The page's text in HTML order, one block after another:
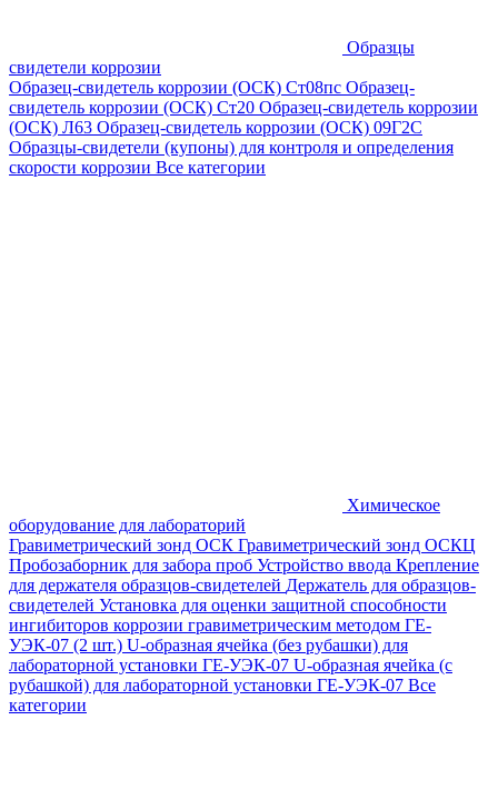
Образцы
свидетели коррозии
Образец-свидетель коррозии (ОСК) Ст08пс Образец-
свидетель коррозии (ОСК) Ст20 Образец-свидетель коррозии
(ОСК) Л63 Образец-свидетель коррозии (ОСК) 09Г2С
Образцы-свидетели (купоны) для контроля и определения
скорости коррозии Все категории
Химическое
оборудование для лабораторий
Гравиметрический зонд ОСК Гравиметрический зонд ОСКЦ
Пробозаборник для забора проб Устройство ввода Крепление
для держателя образцов-свидетелей Держатель для образцов-
свидетелей Установка для оценки защитной способности
ингибиторов коррозии гравиметрическим методом ГЕ-
УЭК-07 (2 шт.) U-образная ячейка (без рубашки) для
лабораторной установки ГЕ-УЭК-07 U-образная ячейка (с
рубашкой) для лабораторной установки ГЕ-УЭК-07 Все
категории